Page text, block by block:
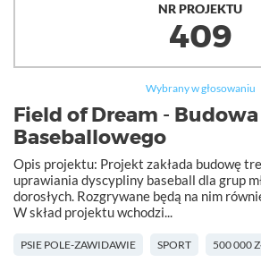
NR PROJEKTU
409
Wybrany w głosowaniu
Field of Dream -
Baseballowego
Opis projektu: Projekt zakłada budowę
uprawiania dyscypliny baseball dla grup
dorosłych. Rozgrywane będą na nim
W skład projektu wchodzi...
PSIE POLE-ZAWIDAWIE SPORT 500 000